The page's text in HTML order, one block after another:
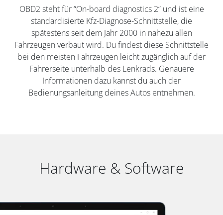
OBD2 steht für “On-board diagnostics 2” und ist eine
standardisierte Kfz-Diagnose-Schnittstelle, die
spätestens seit dem Jahr 2000 in nahezu allen
Fahrzeugen verbaut wird. Du findest diese Schnittstelle
bei den meisten Fahrzeugen leicht zugänglich auf der
Fahrerseite unterhalb des Lenkrads. Genauere
Informationen dazu kannst du auch der
Bedienungsanleitung deines Autos entnehmen.
Hardware & Software